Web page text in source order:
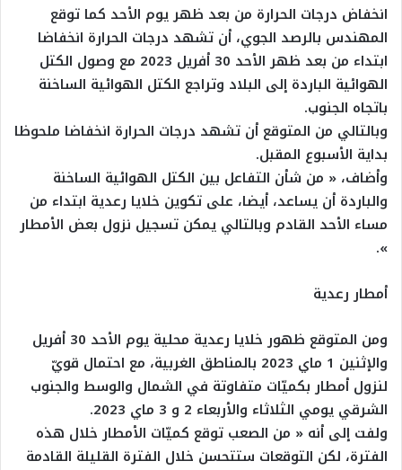
انخفاض درجات الحرارة من بعد ظهر يوم الأحد كما توقع
المهندس بالرصد الجوي، أن تشهد درجات الحرارة انخفاضا
ابتداء من بعد ظهر الأحد 30 أفريل 2023 مع وصول الكتل
الهوائية الباردة إلى البلاد وتراجع الكتل الهوائية الساخنة
باتجاه الجنوب.
وبالتالي من المتوقع أن تشهد درجات الحرارة انخفاضا ملحوظا
بداية الأسبوع المقبل.
وأضاف، « من شأن التفاعل بين الكتل الهوائية الساخنة
والباردة أن يساعد، أيضا، على تكوين خلايا رعدية ابتداء من
مساء الأحد القادم وبالتالي يمكن تسجيل نزول بعض الأمطار
».
أمطار رعدية
ومن المتوقع ظهور خلايا رعدية محلية يوم الأحد 30 أفريل
والإثنين 1 ماي 2023 بالمناطق الغربية، مع احتمال قويّ
لنزول أمطار بكميّات متفاوتة في الشمال والوسط والجنوب
الشرقي يومي الثلاثاء والأربعاء 2 و 3 ماي 2023.
ولفت إلى أنه « من الصعب توقع كميّات الأمطار خلال هذه
الفترة، لكن التوقعات ستتحسن خلال الفترة القليلة القادمة